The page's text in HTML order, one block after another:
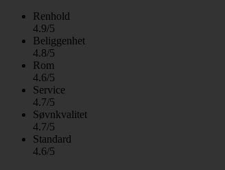
Renhold
4.9/5
Beliggenhet
4.8/5
Rom
4.6/5
Service
4.7/5
Søvnkvalitet
4.7/5
Standard
4.6/5